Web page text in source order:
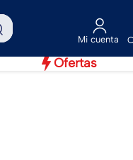
Ofertas